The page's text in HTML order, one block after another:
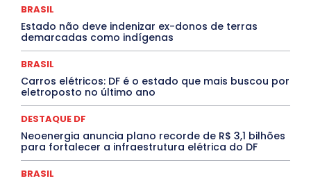
Santa Catarina
São Paulo SARAMPO
Saúde Agora
SEGURANÇA
TÁ FROID?
TEATRO TECNOLOGIA
TIC TAC
Mais
BRASIL
Estado não deve indenizar ex-donos de terras
demarcadas como indígenas
BRASIL
Carros elétricos: DF é o estado que mais buscou por
eletroposto no último ano
DESTAQUE DF
Neoenergia anuncia plano recorde de R$ 3,1 bilhões
para fortalecer a infraestrutura elétrica do DF
BRASIL